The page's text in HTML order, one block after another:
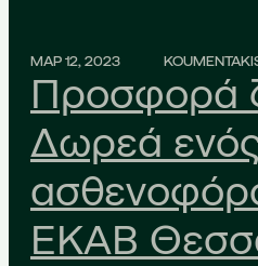
ΜΑΡ 12, 2023
Προσφορά
Δωρεά
ΕΚΑΒ